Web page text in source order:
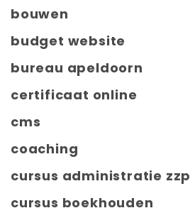
bouwen
budget website
bureau apeldoorn
certificaat online
cms
coaching
cursus administratie zzp
cursus boekhouden